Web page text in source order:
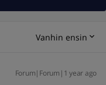
Vanhin ensin
Forum|Forum|1 year ago